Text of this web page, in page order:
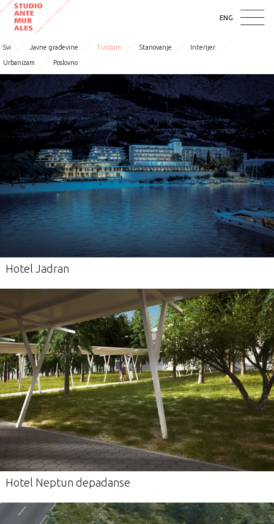
ENG
Svi Javne građevine Turizam Stanovanje Interijer
Urbanizam Poslovno
Hotel Jadran
Hotel Neptun depadanse